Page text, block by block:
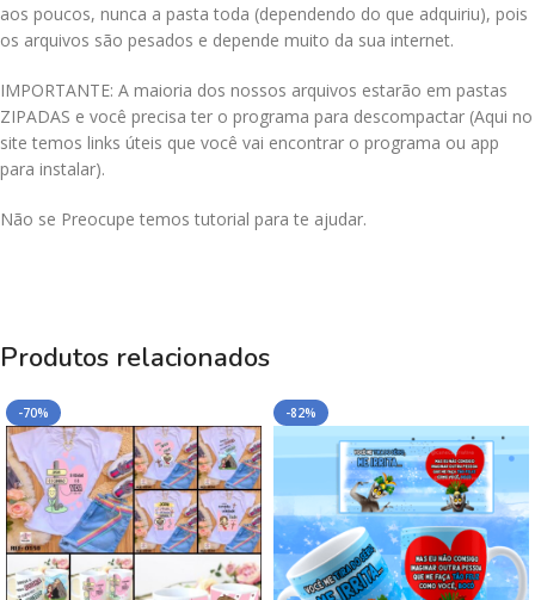
aos poucos, nunca a pasta toda (dependendo do que adquiriu), pois
os arquivos são pesados e depende muito da sua internet.
IMPORTANTE: A maioria dos nossos arquivos estarão em pastas
ZIPADAS e você precisa ter o programa para descompactar (Aqui no
site temos links úteis que você vai encontrar o programa ou app
para instalar).
Não se Preocupe temos tutorial para te ajudar.
Produtos relacionados
-70% -82%